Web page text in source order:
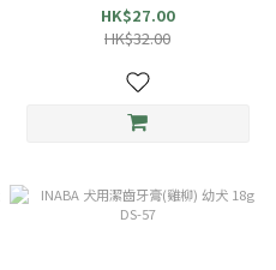
HK$27.00
HK$32.00